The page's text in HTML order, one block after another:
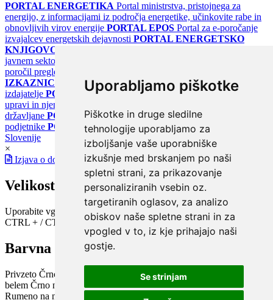
Uporabljamo piškotke
Piškotke in druge sledilne
tehnologije uporabljamo za
izboljšanje vaše uporabniške
izkušnje med brskanjem po naši
spletni strani, za prikazovanje
personaliziranih vsebin oz.
targetiranih oglasov, za analizo
obiskov naše spletne strani in za
vpogled v to, iz kje prihajajo naši
gostje.
Se strinjam
PORTAL ENERGETIKA Portal ministrstva, pristojnega za
energijo, z informacijami iz področja energetike, učinkovite rabe in
obnovljivih virov energije PORTAL EPOS Portal za e-poročanje
izvajalcev energetskih dejavnosti PORTAL ENERGETSKO
KNJIGOVODSTVO
javnem sektorju
poročil pregledov klimatskih sistemov
IZKAZNICE
Register energetskih izkaznic - za izdelovalce in
izdajatelje PORTAL GOV.SI Osrednje spletno mesto o državni
upravi in njenih storitvah
državljane PORTAL SPOT Državni portal za podjetja in
podjetnike PORTAL OPSI Državni portal odprtih podatkov
Slovenije
×
Izjava o dostopnosti
Velikost pisave
Uporabite vgrajeno funkcijo brskalnika
CTRL + / CTRL -
Barvna shema
Privzeto Črno na belem Belo na črnem Črno na bež
belem Črno na zelenem
Modro na rumenem
Rumeno na modrem
Turkizno na črnem Črno na vijoličnem